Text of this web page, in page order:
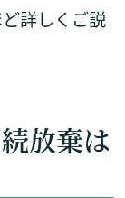
詳しくご説
放棄は